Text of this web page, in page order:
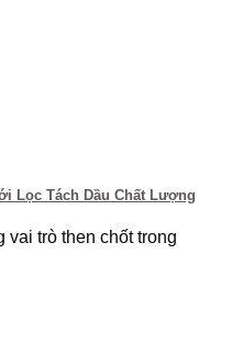
Lọc Tách Dầu Chất Lượng
vai trò then chốt trong